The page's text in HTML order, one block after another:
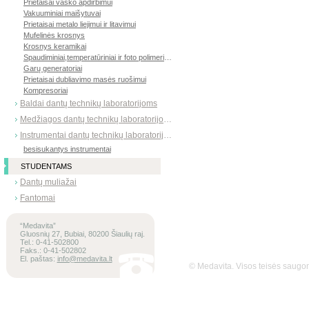
Prietaisai vaško apdirbimui
Vakuuminiai maišytuvai
Prietaisai metalo liejimui ir litavimui
Mufelinės krosnys
Krosnys keramikai
Garų generatoriai
Prietaisai dubliavimo masės ruošimui
Kompresoriai
Baldai dantų technikų laboratorijoms
Medžiagos dantų technikų laboratorijoms
Instrumentai dantų technikų laboratorijoms
besisukantys instrumentai
STUDENTAMS
Dantų muliažai
Fantomai
“Medavita”
Gluosnių 27, Bubiai, 80200 Šiaulių raj.
Tel.: 0-41-502800
Faks.: 0-41-502802
El. paštas: info@medavita.lt
© Medavita. Visos teisės